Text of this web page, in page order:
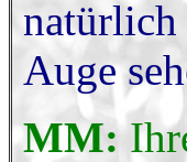
natürlich
Auge
MM: